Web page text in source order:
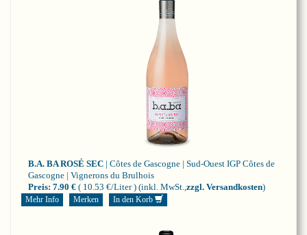
B.A. BA ROSÉ SEC | Côtes de Gascogne | Sud-Ouest IGP Côtes de
Gascogne | Vignerons du Brulhois
Preis: 7.90 € ( 10.53 €/Liter ) (inkl. MwSt.,zzgl. Versandkosten)
Mehr Info Merken In den Korb